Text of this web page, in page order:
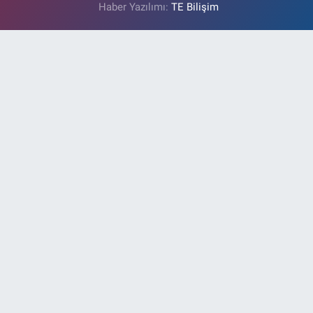
Haber Yazılımı:TE Bilişim